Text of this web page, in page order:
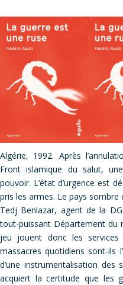
Algérie, 1992. Après
Front islamique du salut,
pouvoir. L’état d’urgence est
pris les armes. Le pays sombre
Tedj Benlazar, agent de la
tout-puissant Département du
jeu jouent donc les
massacres quotidiens sont-ils
d’une instrumentalisation des
acquiert la certitude que les